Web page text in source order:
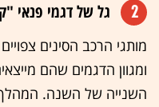
2 גל של דגמי פנאי
מותגי הרכב הסינים
ומגוון הדגמים שהם
השנייה של השנה. המהלך